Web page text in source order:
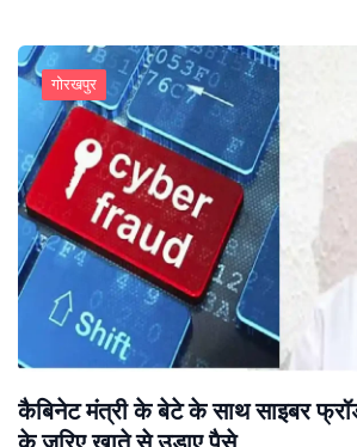
गोरखपुर
कैबिनेट मंत्री के बेटे के साथ साइबर